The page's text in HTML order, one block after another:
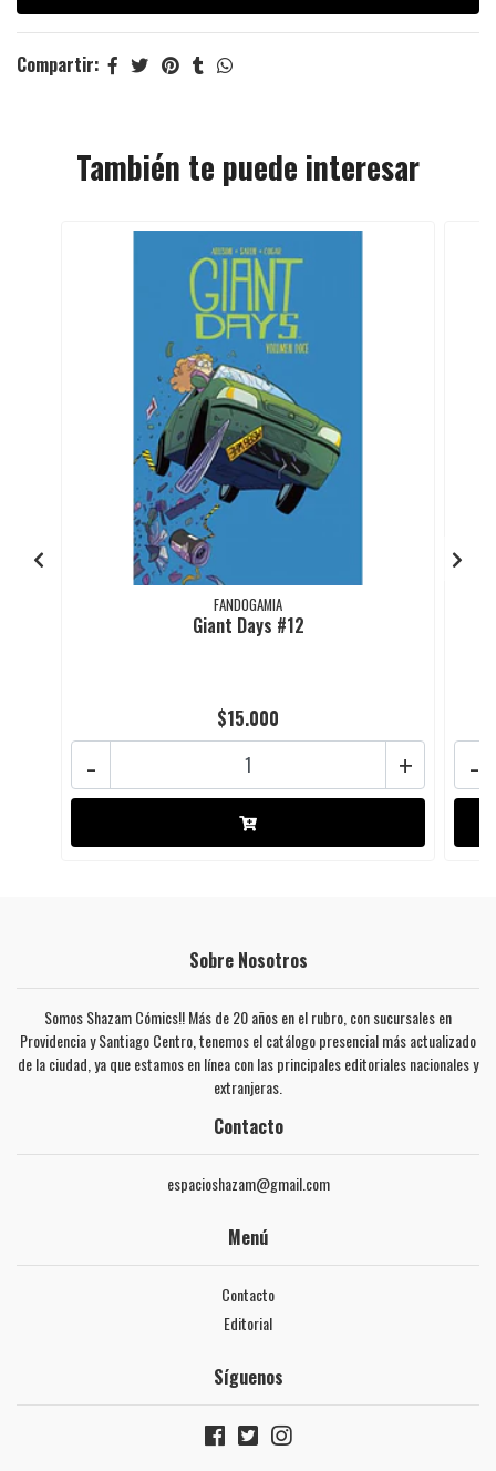
Compartir:
También te puede interesar
FANDOGAMIA
Giant Days #12
$15.000
+
- -
Sobre Nosotros
Somos Shazam Cómics!! Más de 20 años en el rubro, con sucursales en
Providencia y Santiago Centro, tenemos el catálogo presencial más actualizado
de la ciudad, ya que estamos en línea con las principales editoriales nacionales y
extranjeras.
Contacto
espacioshazam@gmail.com
Menú
Contacto
Editorial
Síguenos